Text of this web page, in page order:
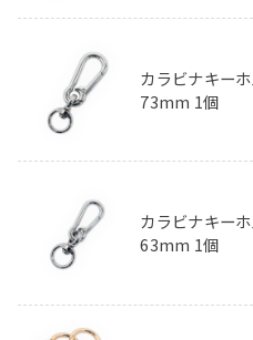
カラビナキー
73mm 1個
カラビナキー
63mm 1個